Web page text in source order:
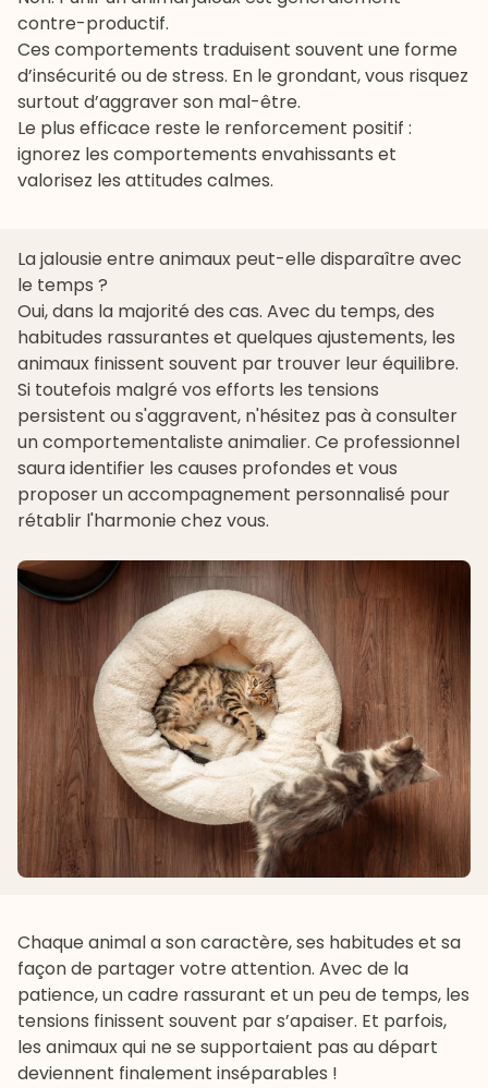
contre-productif.
Ces comportements traduisent souvent une forme
d’insécurité ou de stress. En le grondant, vous risquez
surtout d’aggraver son mal-être.
Le plus efficace reste le renforcement positif :
ignorez les comportements envahissants et
valorisez les attitudes calmes.
La jalousie entre animaux peut-elle disparaître avec
le temps ?
Oui, dans la majorité des cas. Avec du temps, des
habitudes rassurantes et quelques ajustements, les
animaux finissent souvent par trouver leur équilibre.
Si toutefois malgré vos efforts les tensions
persistent ou s'aggravent, n'hésitez pas à consulter
un comportementaliste animalier. Ce professionnel
saura identifier les causes profondes et vous
proposer un accompagnement personnalisé pour
rétablir l'harmonie chez vous.
Chaque animal a son caractère, ses habitudes et sa
façon de partager votre attention. Avec de la
patience, un cadre rassurant et un peu de temps, les
tensions finissent souvent par s’apaiser. Et parfois,
les animaux qui ne se supportaient pas au départ
deviennent finalement inséparables !